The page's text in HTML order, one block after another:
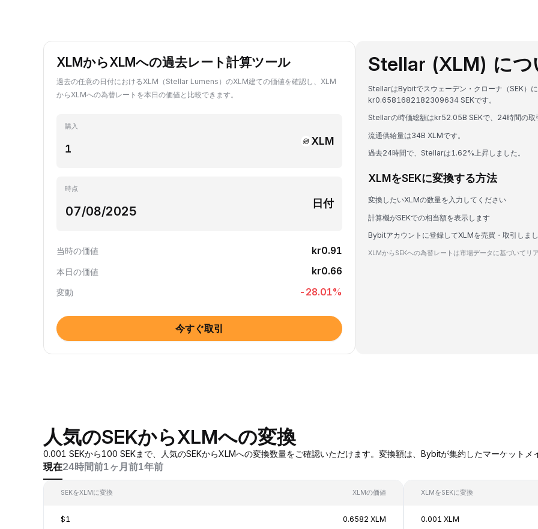
XLMからXLMへの過去レート計算ツール
過去の任意の日付におけるXLM（Stellar Lumens）のXLM建ての価値を確認し、XLM
からXLMへの為替レートを本日の価値と比較できます。
購入
XLM
時点
日付
当時の価値 kr0.91
本日の価値 kr0.66
変動 -28.01%
今すぐ取引
Stellar (XLM) につ
StellarはBybitでスウェーデン・クローナ（SEK）
kr0.6581682182309634 SEKです。
Stellarの時価総額はkr52.05B SEKで、24時間の取
流通供給量は34B XLMです。
過去24時間で、Stellarは1.62%上昇しました。
XLMをSEKに変換する方法
変換したいXLMの数量を入力してください
計算機がSEKでの相当額を表示します
Bybitアカウントに登録してXLMを売買・取引しま
XLMからSEKへの為替レートは市場データに基づいてリ
人気のSEKからXLMへの変換
0.001 SEKから100 SEKまで、人気のSEKからXLMへの変換数量をご確認いただけます。変換額は、Bybitが集約したマーケットメ
現在24時間前1ヶ月前1年前
SEKをXLMに変換 XLMの価値
$1 0.6582 XLM
XLMをSEKに変換
0.001 XLM